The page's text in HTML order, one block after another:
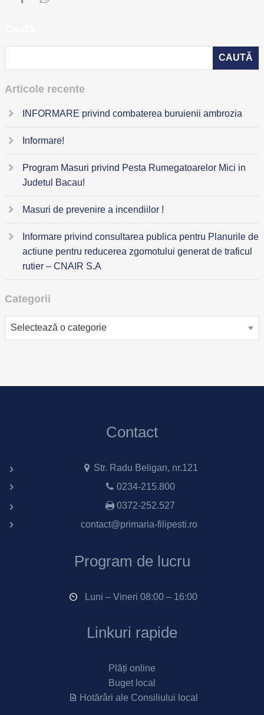
Articole recente
INFORMARE privind combaterea buruienii ambrozia
Informare!
Program Masuri privind Pesta Rumegatoarelor Mici in
Judetul Bacau!
Masuri de prevenire a incendiilor !
Informare privind consultarea publica pentru Planurile de
actiune pentru reducerea zgomotului generat de traficul
rutier – CNAIR S.A
Categorii
Categorii
Contact
Str. Radu Beligan, nr.121
0234-215.800
0372-252.527
contact@primaria-filipesti.ro
Program de lucru
Luni – Vineri 08:00 – 16:00
Linkuri rapide
Plăți online
Buget local
Hotărâri ale Consiliului local